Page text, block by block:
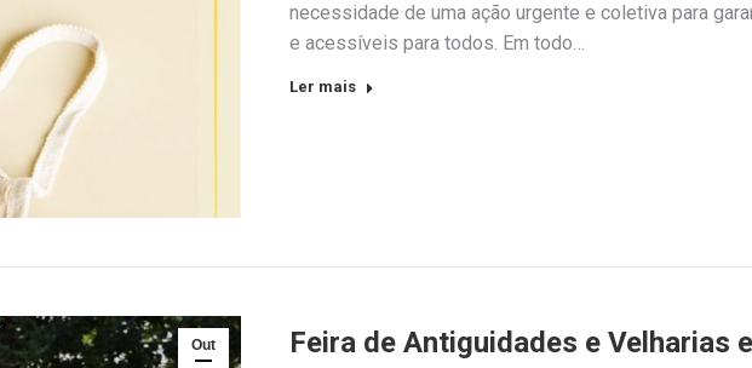
necessidade de uma ação urgente e coletiva para
e acessíveis para todos. Em todo…
Ler mais
Out
Feira de Antiguidades e Velharias